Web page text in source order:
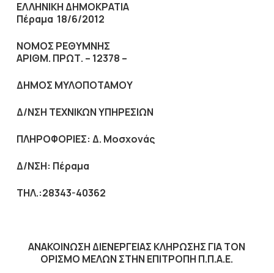
ΕΛΛΗΝΙΚΗ ΔΗΜΟΚΡΑΤΙΑ
Πέραμα 18/6/2012
ΝΟΜΟΣ ΡΕΘΥΜΝΗΣ
ΑΡΙΘΜ. ΠΡΩΤ. – 12378 –
ΔΗΜΟΣ ΜΥΛΟΠΟΤΑΜΟΥ
Δ/ΝΣΗ ΤΕΧΝΙΚΩΝ ΥΠΗΡΕΣΙΩΝ
ΠΛΗΡΟΦΟΡΙΕΣ: Δ. Μοσχονάς
Δ/ΝΣΗ: Πέραμα
ΤΗΛ.:28343-40362
ΑΝΑΚΟΙΝΩΣΗ ΔΙΕΝΕΡΓΕΙΑΣ ΚΛΗΡΩΣΗΣ ΓΙΑ ΤΟΝ
ΟΡΙΣΜΟ ΜΕΛΩΝ ΣΤΗΝ ΕΠΙΤΡΟΠΗ Π.Π.Α.Ε.